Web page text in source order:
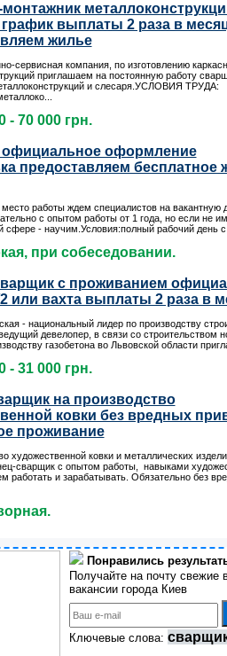
выплаты 2 раза в
жилье
сервисная компания, по изготовлению
приглашаем на постоянную работу
и слесаря.УСЛОВИЯ ТРУДА:
- 70 000 грн.
оформление
предоставляем бесплатное
место работы ждем специалистов на вакантную
с опытом работы от 1 года, но если не
сфере - научим.Условия:полный рабочий день с
при собеседовании.
с проживанием
или вахта выплаты 2 раза в
- национальный лидер по производству
девелопер, в связи со строительством
газобетона во Львовской области
- 31 000 грн.
на производство
ковки без вредных
проживание
художественной ковки и металлических
сварщик с опытом работы, навыками
работать и зарабатывать. Обязательно без
Понравились
Получайте на почту свежие
вакансии города Киев
Ключевые слова: